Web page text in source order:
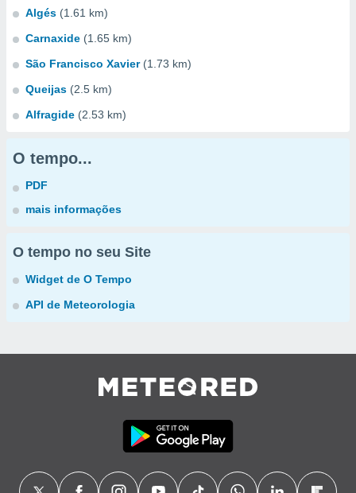
Algés (1.61 km)
Carnaxide (1.65 km)
São Francisco Xavier (1.73 km)
Queijas (2.5 km)
Alfragide (2.53 km)
O tempo...
PDF
mais informações
O tempo no seu Site
Widget de O Tempo
API de Meteorologia